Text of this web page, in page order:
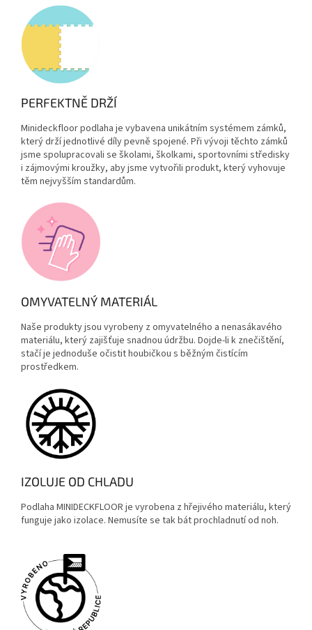
PERFEKTNĚ DRŽÍ
Minideckfloor podlaha je vybavena unikátním systémem zámků,
který drží jednotlivé díly pevně spojené. Při vývoji těchto zámků
jsme spolupracovali se školami, školkami, sportovními středisky
i zájmovými kroužky, abyjsme vytvořili produkt, který vyhovuje
těm nejvyšším standardům.
OMYVATELNÝ MATERIÁL
Naše produkty jsou vyrobeny z omyvatelného a nenasákavého
materiálu, který zajišťuje snadnou údržbu. Dojde-li k znečištění,
stačí je jednoduše očistit houbičkou s běžným čistícím
prostředkem.
IZOLUJE OD CHLADU
Podlaha MINIDECKFLOOR je vyrobena z hřejivého materiálu, který
funguje jako izolace. Nemusíte se tak bát prochladnutí od noh.